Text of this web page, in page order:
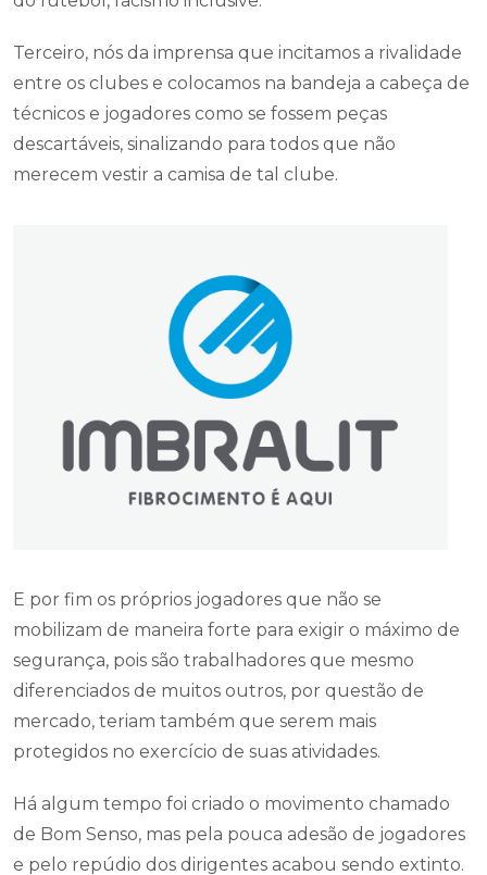
Terceiro, nós da imprensa que incitamos a rivalidade
entre os clubes e colocamos na bandeja a cabeça de
técnicos e jogadores como se fossem peças
descartáveis, sinalizando para todos que não
merecem vestir a camisa de tal clube.
E por fim os próprios jogadores que não se
mobilizam de maneira forte para exigir o máximo de
segurança, pois são trabalhadores que mesmo
diferenciados de muitos outros, por questão de
mercado, teriam também que serem mais
protegidos no exercício de suas atividades.
Há algum tempo foi criado o movimento chamado
de Bom Senso, mas pela pouca adesão de jogadores
e pelo repúdio dos dirigentes acabou sendo extinto.